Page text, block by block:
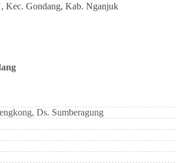
Kec. Gondang, Kab. Nganjuk
Ds. Sumberagung